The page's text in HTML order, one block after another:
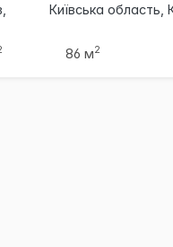
Київська область,
86 м2